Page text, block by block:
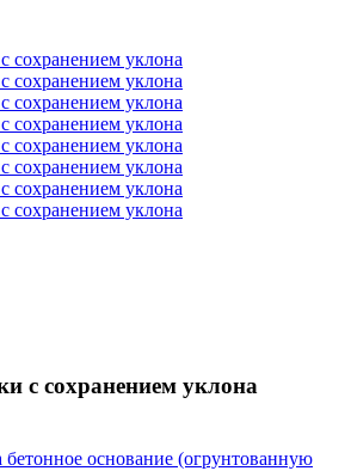
с сохранением уклона